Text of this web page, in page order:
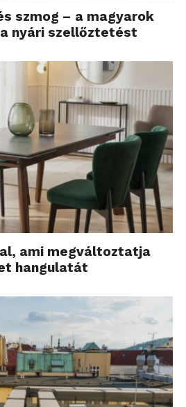
szmog – a magyarok
nyári szellőztetést
ami megváltoztatja
hangulatát